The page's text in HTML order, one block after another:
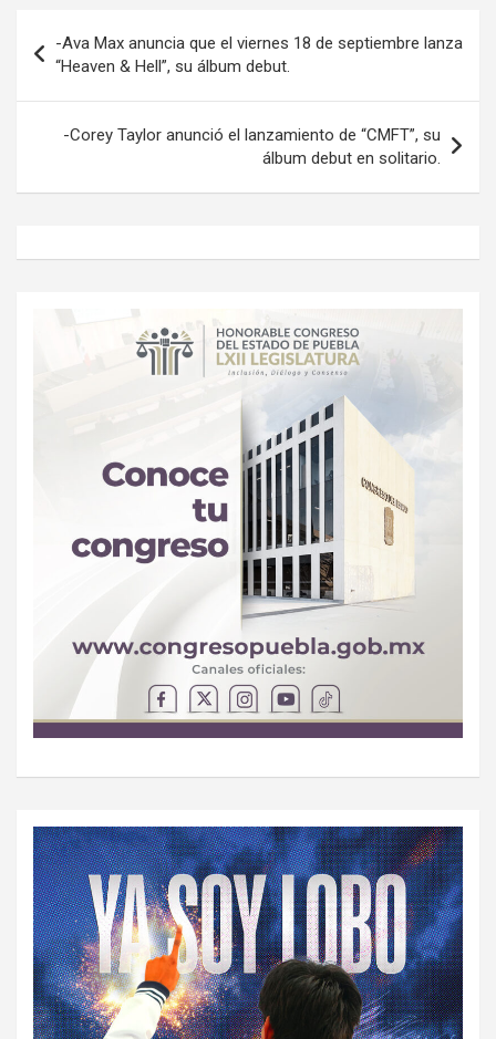
de
entradas
-Ava Max anuncia que el viernes 18 de septiembre lanza
“Heaven & Hell”, su álbum debut.
-Corey Taylor anunció el lanzamiento de “CMFT”, su
álbum debut en solitario.